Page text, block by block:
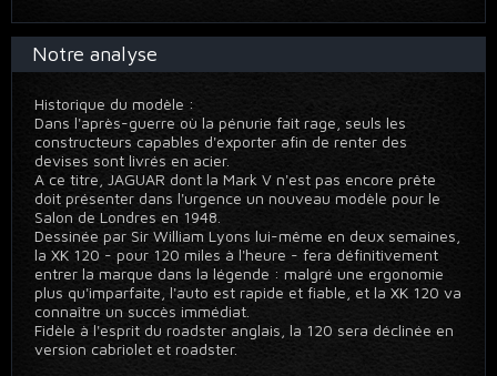
Notre analyse
Historique du modèle :
Dans l'après-guerre où la pénurie fait rage, seuls les
constructeurs capables d'exporter afin de renter des
devises sont livrés en acier.
A ce titre, JAGUAR dont la Mark V n'est pas encore prête
doit présenter dans l'urgence un nouveau modèle pour le
Salon de Londres en 1948.
Dessinée par Sir William Lyons lui-même en deux semaines,
la XK 120 - pour 120 miles à l'heure - fera définitivement
entrer la marque dans la légende : malgré une ergonomie
plus qu'imparfaite, l'auto est rapide et fiable, et la XK 120 va
connaître un succès immédiat.
Fidèle à l'esprit du roadster anglais, la 120 sera déclinée en
version cabriolet et roadster.